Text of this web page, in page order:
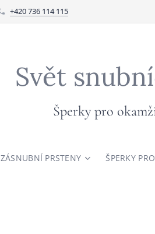
+420 736 114 115
Svět
Šperky pro
ZÁSNUBNÍ PRSTENY ŠPERKY